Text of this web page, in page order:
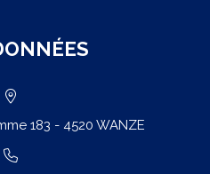
183 - 4520 WANZE